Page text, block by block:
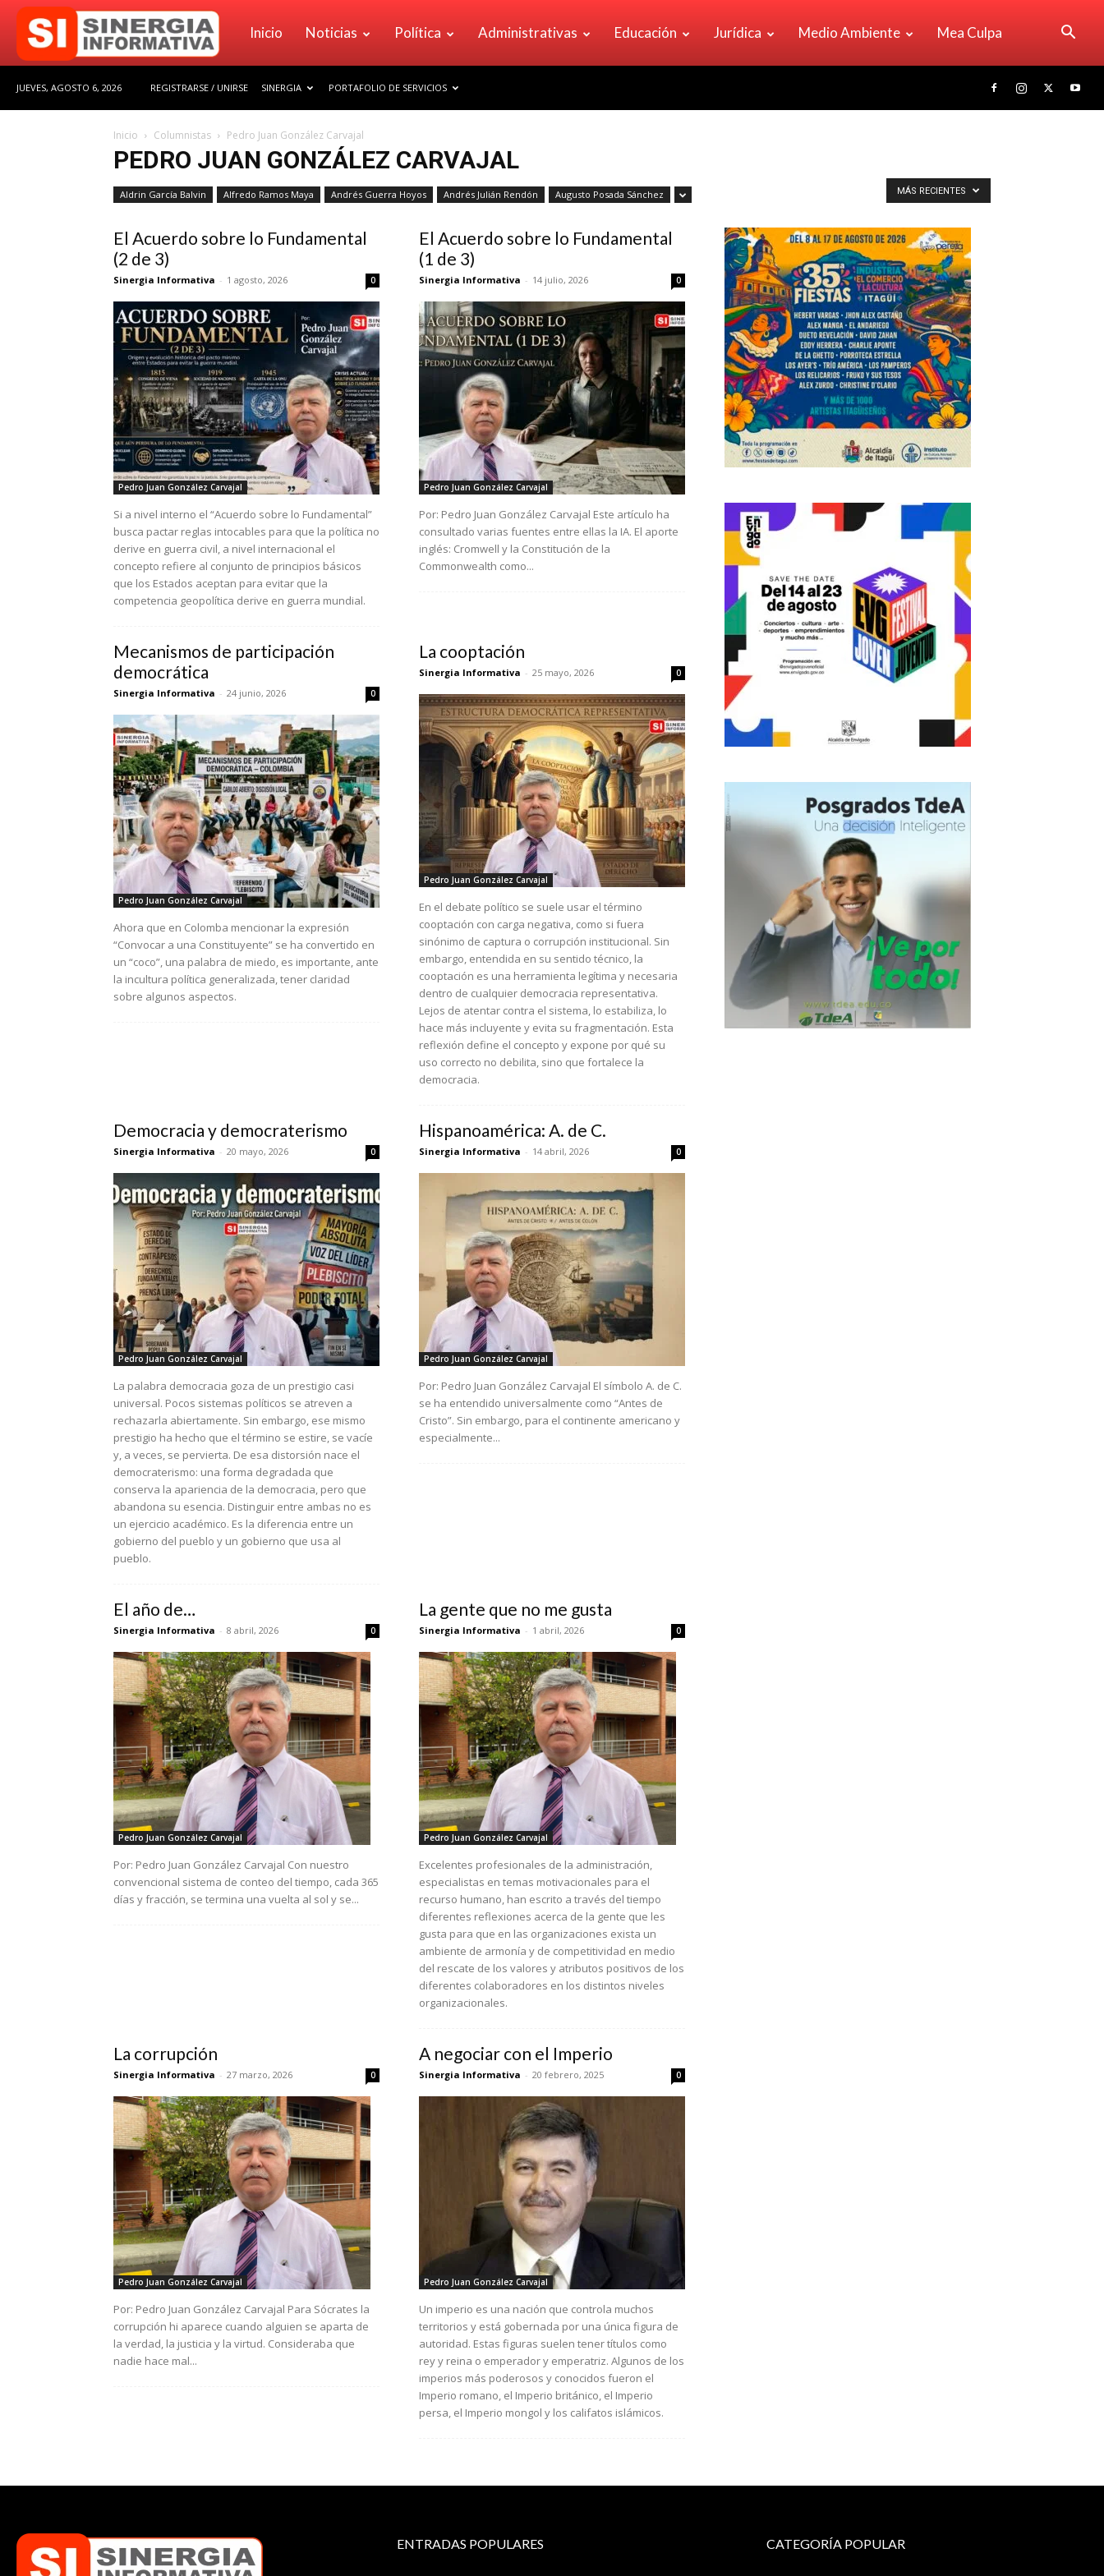
Sinergia
Inicio Noticias Política Administrativas Educación Jurídica Medio Ambiente Mea Culpa
JUEVES, AGOSTO 6, 2026 REGISTRARSE / UNIRSE SINERGIA PORTAFOLIO DE SERVICIOS
Inicio Columnistas Pedro Juan González Carvajal
PEDRO JUAN GONZÁLEZ CARVAJAL
Aldrin García Balvin Alfredo Ramos Maya Andrés Guerra Hoyos Andrés Julián Rendón Augusto Posada Sánchez MÁS RECIENTES
El Acuerdo sobre lo Fundamental
(2 de 3)
Sinergia Informativa - 1 agosto, 2026 0
Pedro Juan González Carvajal
Si a nivel interno el “Acuerdo sobre lo Fundamental”
busca pactar reglas intocables para que la política no
derive en guerra civil, a nivel internacional el
concepto refiere al conjunto de principios básicos
que los Estados aceptan para evitar que la
competencia geopolítica derive en guerra mundial.
El Acuerdo sobre lo Fundamental
(1 de 3)
Sinergia Informativa - 14 julio, 2026 0
Pedro Juan González Carvajal
Por: Pedro Juan González Carvajal Este artículo ha
consultado varias fuentes entre ellas la IA. El aporte
inglés: Cromwell y la Constitución de la
Commonwealth como...
Mecanismos de participación
democrática
Sinergia Informativa - 24 junio, 2026 0
Pedro Juan González Carvajal
Ahora que en Colomba mencionar la expresión
“Convocar a una Constituyente” se ha convertido en
un “coco”, una palabra de miedo, es importante, ante
la incultura política generalizada, tener claridad
sobre algunos aspectos.
La cooptación
Sinergia Informativa - 25 mayo, 2026 0
Pedro Juan González Carvajal
En el debate político se suele usar el término
cooptación con carga negativa, como si fuera
sinónimo de captura o corrupción institucional. Sin
embargo, entendida en su sentido técnico, la
cooptación es una herramienta legítima y necesaria
dentro de cualquier democracia representativa.
Lejos de atentar contra el sistema, lo estabiliza, lo
hace más incluyente y evita su fragmentación. Esta
reflexión define el concepto y expone por qué su
uso correcto no debilita, sino que fortalece la
democracia.
Democracia y democraterismo
Sinergia Informativa - 20 mayo, 2026 0
Pedro Juan González Carvajal
La palabra democracia goza de un prestigio casi
universal. Pocos sistemas políticos se atreven a
rechazarla abiertamente. Sin embargo, ese mismo
prestigio ha hecho que el término se estire, se vacíe
y, a veces, se pervierta. De esa distorsión nace el
democraterismo: una forma degradada que
conserva la apariencia de la democracia, pero que
abandona su esencia. Distinguir entre ambas no es
un ejercicio académico. Es la diferencia entre un
gobierno del pueblo y un gobierno que usa al
pueblo.
Hispanoamérica: A. de C.
Sinergia Informativa - 14 abril, 2026 0
Pedro Juan González Carvajal
Por: Pedro Juan González Carvajal El símbolo A. de C.
se ha entendido universalmente como “Antes de
Cristo”. Sin embargo, para el continente americano y
especialmente...
El año de…
Sinergia Informativa - 8 abril, 2026 0
Pedro Juan González Carvajal
Por: Pedro Juan González Carvajal Con nuestro
convencional sistema de conteo del tiempo, cada 365
días y fracción, se termina una vuelta al sol y se...
La gente que no me gusta
Sinergia Informativa - 1 abril, 2026 0
Pedro Juan González Carvajal
Excelentes profesionales de la administración,
especialistas en temas motivacionales para el
recurso humano, han escrito a través del tiempo
diferentes reflexiones acerca de la gente que les
gusta para que en las organizaciones exista un
ambiente de armonía y de competitividad en medio
del rescate de los valores y atributos positivos de los
diferentes colaboradores en los distintos niveles
organizacionales.
La corrupción
Sinergia Informativa - 27 marzo, 2026 0
Pedro Juan González Carvajal
Por: Pedro Juan González Carvajal Para Sócrates la
corrupción hi aparece cuando alguien se aparta de
la verdad, la justicia y la virtud. Consideraba que
nadie hace mal...
A negociar con el Imperio
Sinergia Informativa - 20 febrero, 2025 0
Pedro Juan González Carvajal
Un imperio es una nación que controla muchos
territorios y está gobernada por una única figura de
autoridad. Estas figuras suelen tener títulos como
rey y reina o emperador y emperatriz. Algunos de los
imperios más poderosos y conocidos fueron el
Imperio romano, el Imperio británico, el Imperio
persa, el Imperio mongol y los califatos islámicos.
ENTRADAS POPULARES CATEGORÍA POPULAR